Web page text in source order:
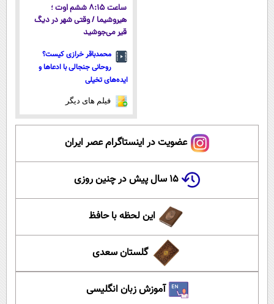
ساعت ۸:۱۵ ششم اوت ؛
هیروشیما / وقتی شهر در دیگ
قیر می‌جوشید
محمدباقر خرازی کیست؟
روحانی جنجالی با ادعاها و
ایده‌های تخیلی
فیلم های دیگر
عضویت در اینستاگرام عصر ایران
۱۵ سال پیش در چنین روزی
این لحظه با حافظ
گلستان سعدی
آموزش زبان انگلیسی